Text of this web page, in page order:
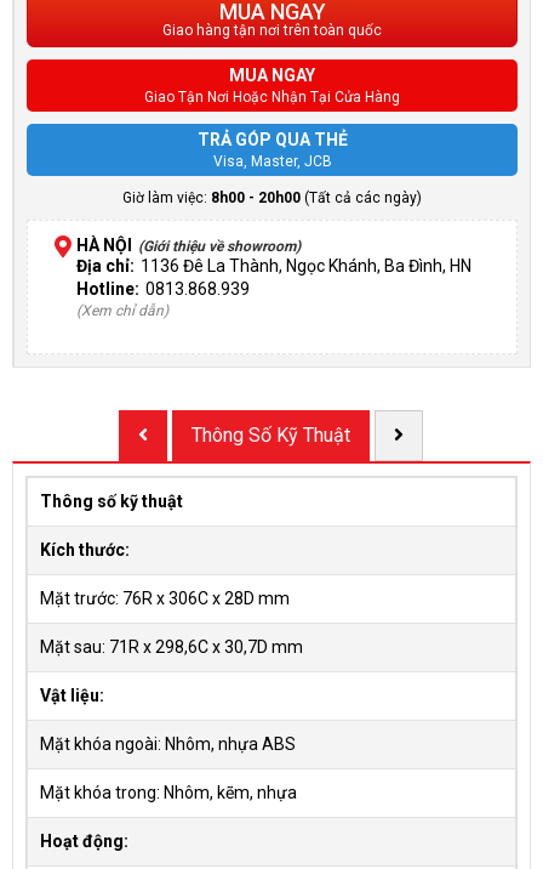
MUA NGAY
Giao hàng tận nơi trên toàn quốc
MUA NGAY
Giao Tận Nơi Hoặc Nhận Tại Cửa Hàng
TRẢ GÓP QUA THẺ
Visa, Master, JCB
Giờ làm việc: 8h00 - 20h00 (Tất cả các ngày)
HÀ NỘI (Giới thiệu về showroom)
Địa chỉ: 1136 Đê La Thành, Ngọc Khánh, Ba Đình, HN
Hotline: 0813.868.939
(Xem chỉ dẫn)
Thông Số Kỹ Thuật
Thông số kỹ thuật
Kích thước:
Mặt trước: 76R x 306C x 28D mm
Mặt sau: 71R x 298,6C x 30,7D mm
Vật liệu:
Mặt khóa ngoài: Nhôm, nhựa ABS
Mặt khóa trong: Nhôm, kẽm, nhựa
Hoạt động: